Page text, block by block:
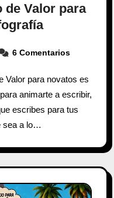
de Valor para
6 Comentarios
Valor para novatos es
animarte a escribir,
escribes para tus
sea a lo…